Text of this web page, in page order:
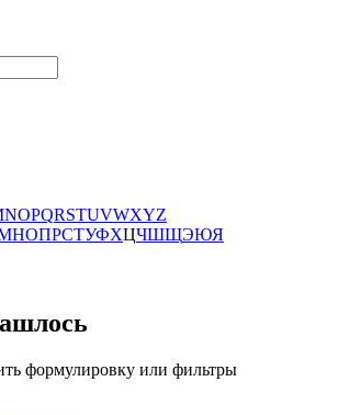
NOPQRSTUVWXYZ
НОПРСТУФХЦЧШЩЭЮЯ
формулировку или фильтры